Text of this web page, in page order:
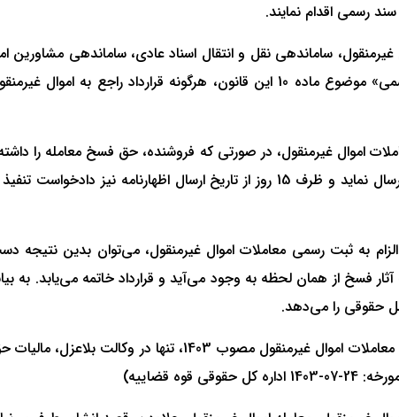
رسمی اقدام نمایند.
ساماندهی نقل و انتقال اسناد عادی، ساماندهی
گردد که پس از تاسیس «سامانه ساماندهی اسناد غیررسمی» موضوع ماده 10 این
روز پس از اعمال حق فسخ، اظهارنامه رسمی به خریدار ارسال نماید و ظرف 15
با بررسی بخش اخیر تبصره 1 ماده 1 قانون الزام به ثبت رسمی معاملات اموال غیرمنقول،
فسخ از همان لحظه به وجود می‌آید و قرارداد خاتمه می‌یابد. به
حقوقی را می‌دهد.
5- مطابق با تبصره 2 ماده یک قانون الزام به ثبت رسمی